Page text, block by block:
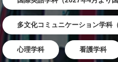
多文化コミュニケーション学科
心理学科 看護学科